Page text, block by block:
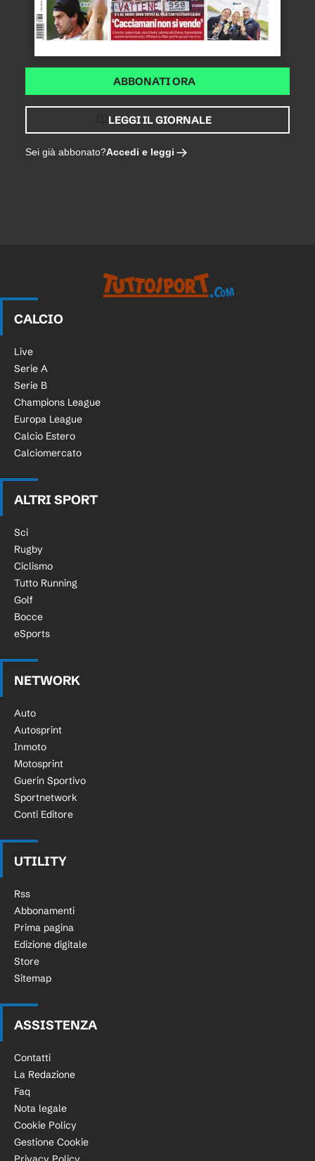
ABBONATI ORA
LEGGI IL GIORNALE
Sei già abbonato?Accedi e leggi
CALCIO
Live
Serie A
Serie B
Champions League
Europa League
Calcio Estero
Calciomercato
ALTRI SPORT
Sci
Rugby
Ciclismo
Tutto Running
Golf
Bocce
eSports
NETWORK
Auto
Autosprint
Inmoto
Motosprint
Guerin Sportivo
Sportnetwork
Conti Editore
UTILITY
Rss
Abbonamenti
Prima pagina
Edizione digitale
Store
Sitemap
ASSISTENZA
Contatti
La Redazione
Faq
Nota legale
Cookie Policy
Gestione Cookie